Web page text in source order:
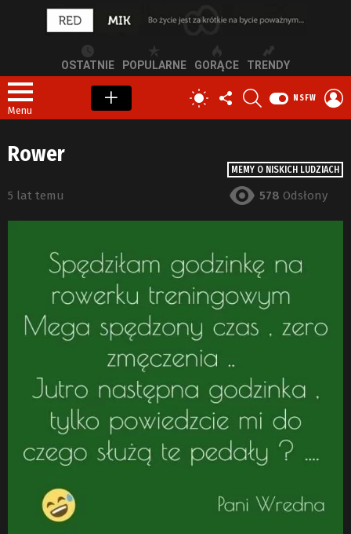
OSTATNIE POPULARNE GORĄCE TRENDY
Menu
PRZEŁĄCZ
SKÓRKĘ
OBSERWUJ
NAS
NSFW
MEMY O NISKICH LUDZIACH
Rower
5 lat temu 578 Odsłony